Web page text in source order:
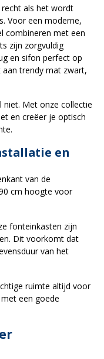
als het wordt
Voor een moderne,
combineren met een
zijn zorgvuldig
en sifon perfect op
aan trendy mat zwart,
niet. Met onze collectie
en creëer je optisch
en
van de
cm hoogte voor
fonteinkasten zijn
Dit voorkomt dat
van het
ruimte altijd voor
een goede